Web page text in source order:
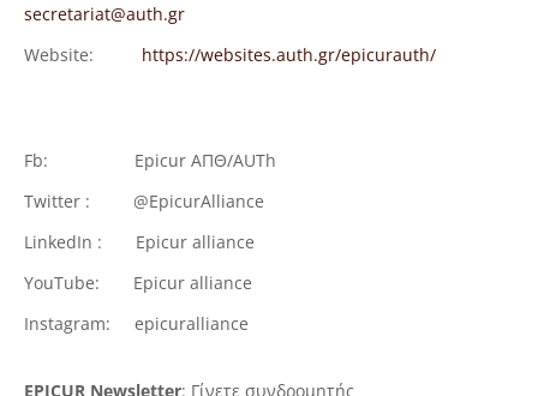
secretariat@auth.gr
Website: https://websites.auth.gr/epicurauth/
Fb: Epicur ΑΠΘ/AUTh
Twitter : @EpicurAlliance
LinkedIn : Epicur alliance
YouTube: Epicur alliance
Instagram: epicuralliance
EPICUR Newsletter: Γίνετε συνδρομητής